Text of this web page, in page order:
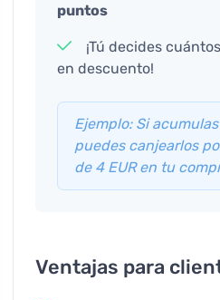
puntos
¡Tú decides
en descuento!
Ejemplo: Si
puedes canjearlos
de 4 EUR en tu
Ventajas para